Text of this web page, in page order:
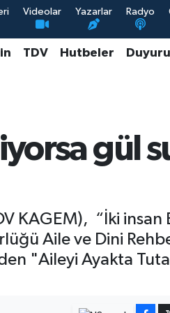
Videolar Yazarlar Radyo
TDV Hutbeler
gül
KAGEM), “İki
Aile ve Dini
"Aileyi Ayakta